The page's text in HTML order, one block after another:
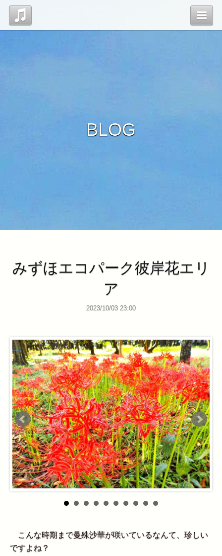
Discography
BLOG
みずほエコパーク彼岸花エリ
ア
2023/10/03 23:00
こんな時期まで曼殊沙華が咲いているなんて、珍しい
ですよね？